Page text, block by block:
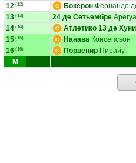
12 (12) Бокерон Фернандо
13 (13) 24 де Сетьембре Арегуа
14 (14) Атлетико 13 де
15 (15) Нанава Консепсьон
16 (16) Порвенир Пирайу
М